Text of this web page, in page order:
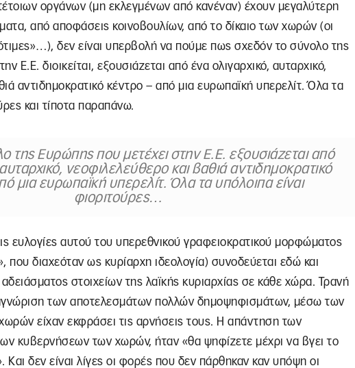
οργάνων (μη εκλεγμένων από κανέναν) έχουν μεγαλύτερη
από αποφάσεις κοινοβουλίων, από το δίκαιο των χωρών (οι
δεν είναι υπερβολή να πούμε πως σχεδόν το σύνολο της
Ε.Ε. διοικείται, εξουσιάζεται από ένα ολιγαρχικό, αυταρχικό,
αντιδημοκρατικό κέντρο – από μια ευρωπαϊκή υπερελίτ. Όλα τα
και τίποτα παραπάνω.
της Ευρώπης που μετέχει στην Ε.Ε. εξουσιάζεται από
νεοφιλελεύθερο και βαθιά αντιδημοκρατικό
μια ευρωπαϊκή υπερελίτ. Όλα τα υπόλοιπα είναι
φιοριτούρες…
ευλογίες αυτού του υπερεθνικού γραφειοκρατικού μορφώματος
που διαχεόταν ως κυρίαρχη ιδεολογία) συνοδεύεται εδώ και
στοιχείων της λαϊκής κυριαρχίας σε κάθε χώρα. Τρανή
των αποτελεσμάτων πολλών δημοψηφισμάτων, μέσω των
είχαν εκφράσει τις αρνήσεις τους. Η απάντηση των
κυβερνήσεων των χωρών, ήταν «θα ψηφίζετε μέχρι να βγει το
Και δεν είναι λίγες οι φορές που δεν πάρθηκαν καν υπόψη οι